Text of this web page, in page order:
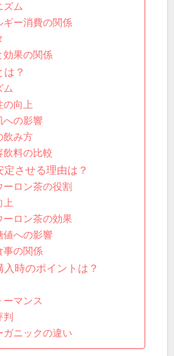
ズム
ギー消費の関係
効果の関係
？
ム
の向上
への影響
飲み方
飲料の比較
させる理由は？
ロン茶の役割
上
ロン茶の効果
値への影響
事の関係
時のポイントは？
マンス
ガニックの違い